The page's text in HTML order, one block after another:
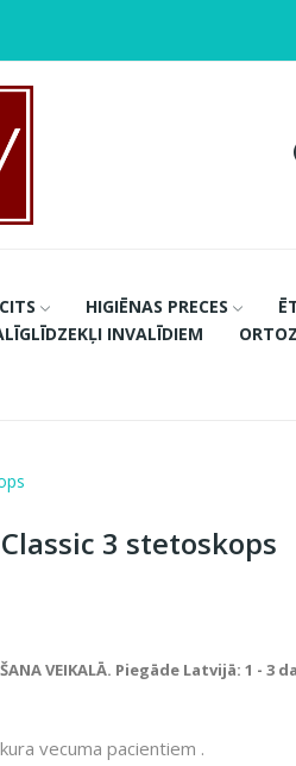
CITS HIGIĒNAS PRECES
INVALĪDIEM
3 stetoskops
VEIKALĀ. Piegāde Latvijā: 1 - 3
vecuma pacientiem .